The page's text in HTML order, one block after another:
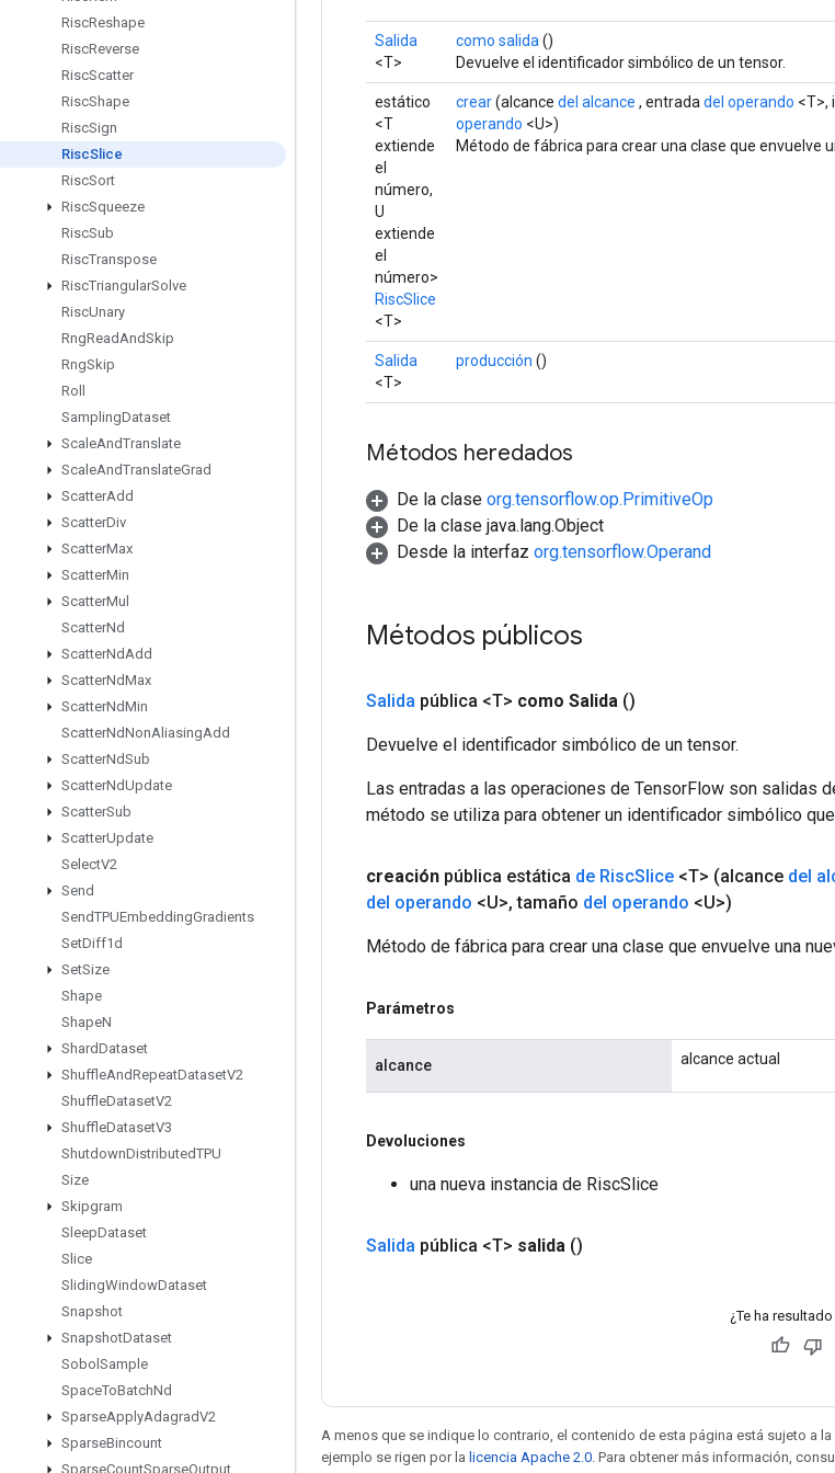
RiscReshape
RiscReverse
RiscScatter
RiscShape
RiscSign
RiscSlice
RiscSort
RiscSqueeze
RiscSub
RiscTranspose
RiscTriangularSolve
RiscUnary
RngReadAndSkip
RngSkip
Roll
SamplingDataset
ScaleAndTranslate
ScaleAndTranslateGrad
ScatterAdd
ScatterDiv
ScatterMax
ScatterMin
ScatterMul
ScatterNd
ScatterNdAdd
ScatterNdMax
ScatterNdMin
ScatterNdNonAliasingAdd
ScatterNdSub
ScatterNdUpdate
ScatterSub
ScatterUpdate
SelectV2
Send
SendTPUEmbeddingGradients
SetDiff1d
SetSize
Shape
ShapeN
ShardDataset
ShuffleAndRepeatDatasetV2
ShuffleDatasetV2
ShuffleDatasetV3
ShutdownDistributedTPU
Size
Skipgram
SleepDataset
Slice
SlidingWindowDataset
Snapshot
SnapshotDataset
Sobol Sample
SpaceToBatchNd
SparseApplyAdagradV2
SparseBincount
SparseCountSparseOutput
Salida
<T>
como salida ()
Devuelve el identificador simbólico de un tensor.
estático
<T
extiende
el
número,
U
extiende
el
número>
RiscSlice
<T>
crear(alcance del alcance , entrada del operando <T>,
operando <U>)
Método de fábrica para crear una clase que envuelve
Salida
<T>
producción ()
Métodos heredados
De la clase org.tensorflow.op.PrimitiveOp
De la clase java.lang.Object
Desde la interfaz org.tensorflow.Operand
Métodos públicos
Salida pública <T> como Salida ()
Devuelve el identificador simbólico de un tensor.
Las entradas a las operaciones de TensorFlow son salidas
método se utiliza para obtener un identificador simbólico
creación pública estática de RiscSlice <T> (alcance del
del operando <U>, tamaño del operando <U>)
Método de fábrica para crear una clase que envuelve una
Parámetros
alcance alcance actual
Devoluciones
una nueva instancia de RiscSlice
Salida pública <T> salida ()
¿Te ha
A menos que se indique lo contrario, el contenido de esta página está sujeto a la
ejemplo se rigen por la licencia Apache 2.0 . Para obtener más información,